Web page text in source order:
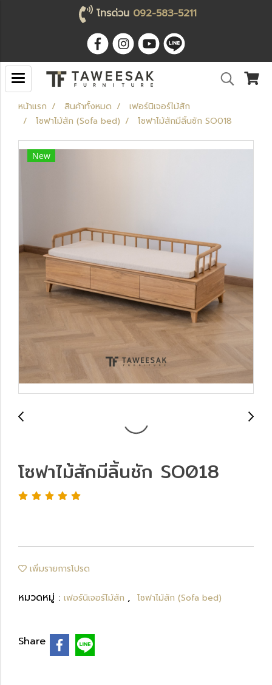
โทรด่วน 092-583-5211
หน้าแรก สินค้าทั้งหมด
เฟอร์นิเจอร์ไม้สัก
โซฟาไม้สัก (Sofa bed)
โซฟาไม้สักมีลิ้นชัก SO018
New
โซฟาไม้สักมีลิ้นชัก SO018
เพิ่มรายการโปรด
หมวดหมู่ : เฟอร์นิเจอร์ไม้สัก , โซฟาไม้สัก (Sofa bed)
Share